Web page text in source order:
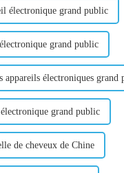
électronique grand public
grand public
appareils électroniques grand
grand public
de cheveux de Chine